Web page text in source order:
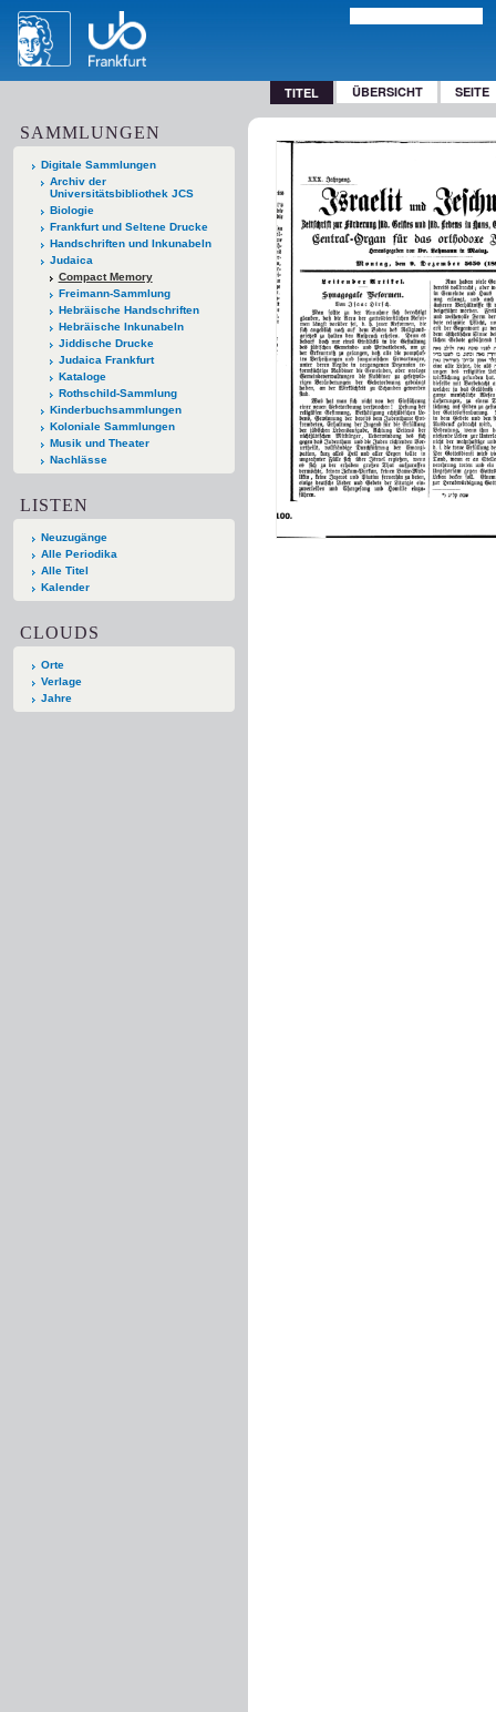
TITEL ÜBERSICHT SEITE
SAMMLUNGEN
Digitale Sammlungen
Archiv der
Universitätsbibliothek JCS
Biologie
Frankfurt und Seltene Drucke
Handschriften und Inkunabeln
Judaica
Compact Memory
Freimann-Sammlung
Hebräische Handschriften
Hebräische Inkunabeln
Jiddische Drucke
Judaica Frankfurt
Kataloge
Rothschild-Sammlung
Kinderbuchsammlungen
Koloniale Sammlungen
Musik und Theater
Nachlässe
LISTEN
Neuzugänge
Alle Periodika
Alle Titel
Kalender
CLOUDS
Orte
Verlage
Jahre